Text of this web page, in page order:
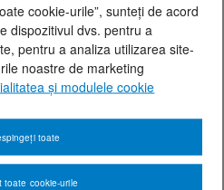
cookie-urile”, sunteți de acord
dispozitivul dvs. pentru a
pentru a analiza utilizarea site-
noastre de marketing
și modulele cookie
toate
toate cookie-urile